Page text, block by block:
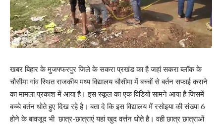
खबर बिहार के मुजफ्फरपुर जिले के सकरा प्रखंड का है जहां सकरा ब्लॉक के
चौसीमा गांव स्थित राजकीय मध्य विद्यालय चौसीमा में बच्चों से बर्तन सफाई कराने
का मामला प्रकाश में आया है। इस स्कूल का एक विडियों सामने आया है जिसमें
बच्चे बर्तन धोते हुए दिख रहे है। बता दे कि इस विद्यालय में रसोइया की संख्या 6
होने के बावजूद भी छात्र-छात्राएं यहां खुद वर्त्तन धोते है। वही छात्र छात्राओं